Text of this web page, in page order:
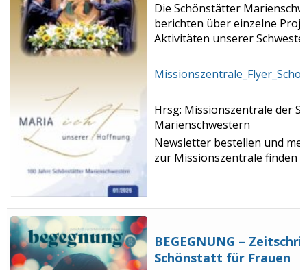
Die Schönstätter
berichten über einzelne
Aktivitäten unserer
Hrsg: Missionszentrale der
Marienschwestern
Newsletter bestellen und
zur Missionszentrale finden
BEGEGNUNG –
Schönstatt für Frauen